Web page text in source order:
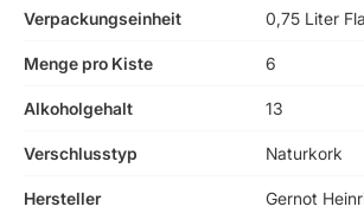
Verpackungseinheit 0,75 Liter
Menge pro Kiste 6
Alkoholgehalt 13
Verschlusstyp Naturkork
Hersteller Gernot